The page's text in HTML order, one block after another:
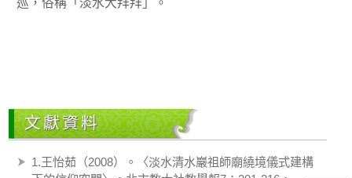
巡，俗稱「淡水大拜拜」。
文獻資料
1.王怡茹（2008）。〈淡水清水巖祖師廟繞境儀式建構